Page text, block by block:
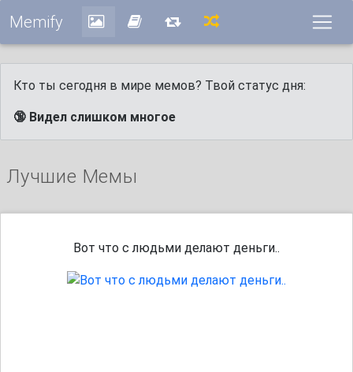
Memify
Кто ты сегодня в мире мемов? Твой статус дня:
🔞 Видел слишком многое
Лучшие Мемы
Вот что с людьми делают деньги..